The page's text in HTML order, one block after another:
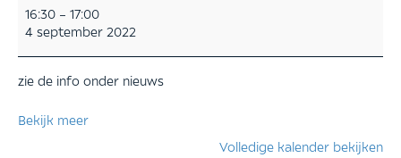
Zeist
16:30 – 17:00
4 september 2022
zie de info onder nieuws
Bekijk meer
Volledige kalender bekijken